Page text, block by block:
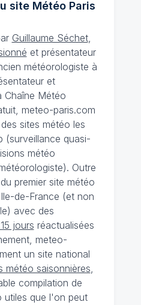
site MétéoParis
Guillaume Séchet,
et présentateur
météorologiste à
et
Chaîne Météo
meteo-paris.com
sites météo les
(surveillance quasi-
météo
Outre
premier site météo
de-France (et non
avec des
jours réactualisées
meteo-
un site national
météo saisonnières,
compilation de
utiles que l'on peut